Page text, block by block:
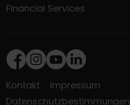
Financial Services
Facebook
Instagram
Youtube
LinkedIn
Kontakt
Impressum
Datenschutzbestimmungen